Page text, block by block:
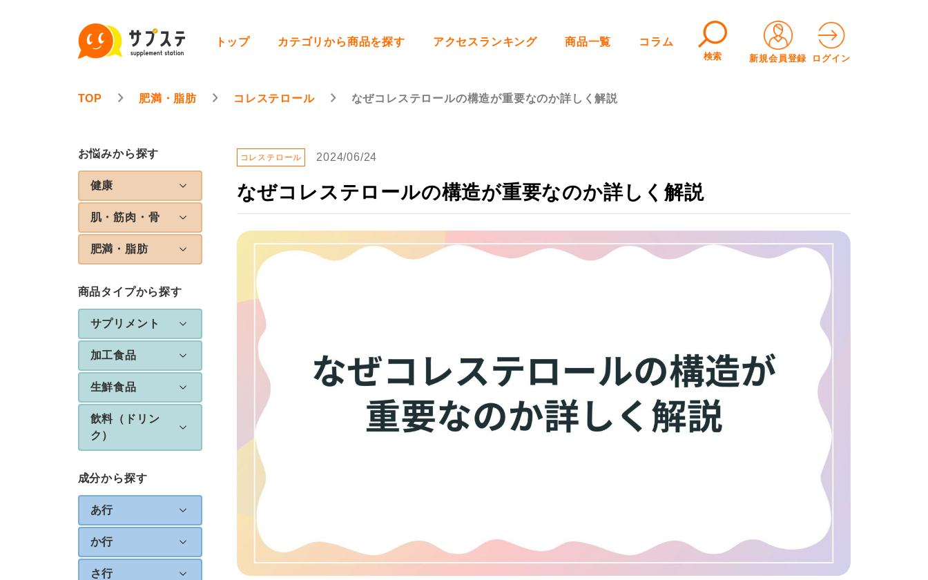
トップ カテゴリから商品を探す アクセスランキング 商品一覧 コラム
検索 新規会員登録 ログイン
TOP 肥満・脂肪 コレステロール なぜコレステロールの構造が重要なのか詳しく解説
お悩みから探す
健康
肌・筋肉・骨
肥満・脂肪
商品タイプから探す
サプリメント
加工食品
生鮮食品
飲料（ドリン
ク）
成分から探す
あ行
か行
さ行
コレステロール 2024/06/24
なぜコレステロールの構造が重要なのか詳しく解説